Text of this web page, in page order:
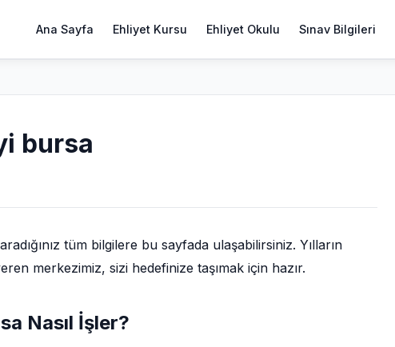
Ana Sayfa Ehliyet Kursu Ehliyet Okulu Sınav Bilgileri
bursa
tüm bilgilere bu sayfada ulaşabilirsiniz. Yılların
merkezimiz, sizi hedefinize taşımak için hazır.
Nasıl İşler?